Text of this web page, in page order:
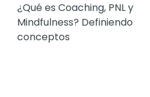
¿Qué es Coaching, PNL y
Mindfulness? Definiendo
conceptos